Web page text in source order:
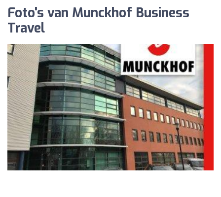
Foto's van Munckhof Business
Travel